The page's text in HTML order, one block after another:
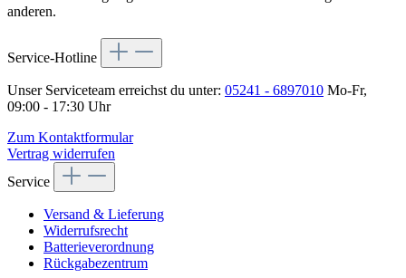
anderen.
Service-Hotline
Unser Serviceteam erreichst du unter: 05241 - 6897010 Mo-Fr,
09:00 - 17:30 Uhr
Zum Kontaktformular
Vertrag widerrufen
Service
Versand & Lieferung
Widerrufsrecht
Batterieverordnung
Rückgabezentrum